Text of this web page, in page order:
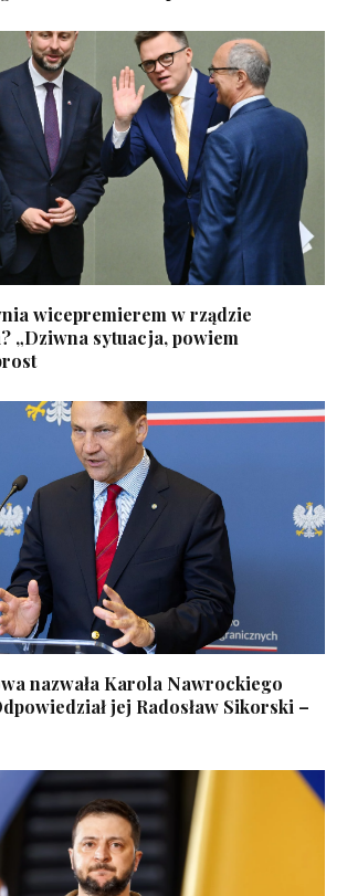
wicepremierem w rządzie
„Dziwna sytuacja, powiem
nazwała Karola Nawrockiego
jej Radosław Sikorski –